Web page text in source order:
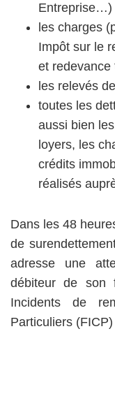
Entreprise…)
les charges
Impôt sur le
et
les relevés
toutes les
aussi bien
loyers, les
crédits
réalisés
Dans les 48
de
adresse une
débiteur de son
Incidents de
Particuliers